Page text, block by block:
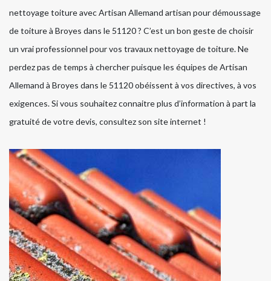
nettoyage toiture avec Artisan Allemand artisan pour démoussage
de toiture à Broyes dans le 51120 ? C’est un bon geste de choisir
un vrai professionnel pour vos travaux nettoyage de toiture. Ne
perdez pas de temps à chercher puisque les équipes de Artisan
Allemand à Broyes dans le 51120 obéissent à vos directives, à vos
exigences. Si vous souhaitez connaitre plus d’information à part la
gratuité de votre devis, consultez son site internet !